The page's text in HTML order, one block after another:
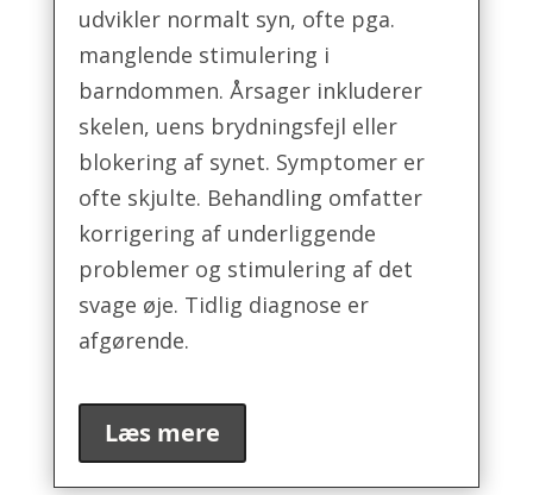
udvikler normalt syn, ofte pga.
manglende stimulering i
barndommen. Årsager inkluderer
skelen, uens brydningsfejl eller
blokering af synet. Symptomer er
ofte skjulte. Behandling omfatter
korrigering af underliggende
problemer og stimulering af det
svage øje. Tidlig diagnose er
afgørende.
Læs mere